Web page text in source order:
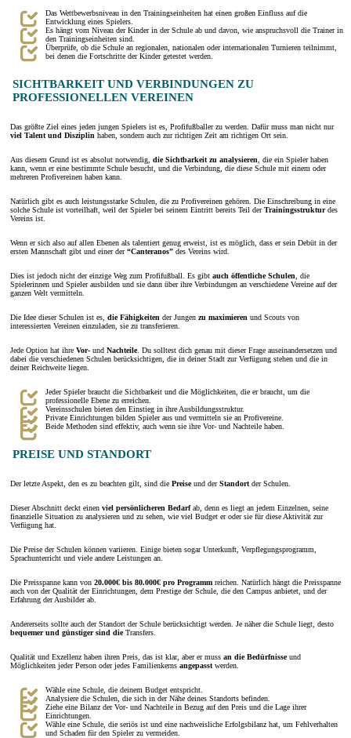
Das Wettbewerbsniveau in den Trainingseinheiten hat einen großen Einfluss auf die
Entwicklung eines Spielers.
Es hängt vom Niveau der Kinder in der Schule ab und davon, wie anspruchsvoll die Trainer in
den Trainingseinheiten sind.
Überprüfe, ob die Schule an regionalen, nationalen oder internationalen Turnieren teilnimmt,
bei denen die Fortschritte der Kinder getestet werden.
SICHTBARKEIT UND VERBINDUNGEN ZU
PROFESSIONELLEN VEREINEN
Das größte Ziel eines jeden jungen Spielers ist es, Profifußballer zu werden. Dafür muss man nicht nur
viel Talent und Disziplin haben, sondern auch zur richtigen Zeit am richtigen Ort sein.
Aus diesem Grund ist es absolut notwendig, die Sichtbarkeit zu analysieren , die ein Spieler haben
kann, wenn er eine bestimmte Schule besucht, und die Verbindung, die diese Schule mit einem oder
mehreren Profivereinen haben kann.
Natürlich gibt es auch leistungsstarke Schulen, die zu Profivereinen gehören. Die Einschreibung in eine
solche Schule ist vorteilhaft, weil der Spieler bei seinem Eintritt bereits Teil derTrainingsstrukturdes
Vereins ist.
Wenn er sich also auf allen Ebenen als talentiert genug erweist, ist es möglich, dass er sein Debüt in der
ersten Mannschaft gibt und einer der“Canteranos” des Vereins wird.
Dies ist jedoch nicht der einzige Weg zum Profifußball. Es gibt auch öffentliche Schulen , die
Spielerinnen und Spieler ausbilden und sie dann über ihre Verbindungen an verschiedene Vereine auf der
ganzen Welt vermitteln.
Die Idee dieser Schulen ist es, die Fähigkeiten der Jungen zu maximieren und Scouts von
interessierten Vereinen einzuladen, sie zu transferieren.
Jede Option hat ihre Vor- und Nachteile. Du solltest dich genau mit dieser Frage auseinandersetzen und
dabei die verschiedenen Schulen berücksichtigen, die in deiner Stadt zur Verfügung stehen und die in
deiner Reichweite liegen.
Jeder Spieler braucht die Sichtbarkeit und die Möglichkeiten, die er braucht, um die
professionelle Ebene zu erreichen.
Vereinsschulen bieten den Einstieg in ihre Ausbildungsstruktur.
Private Einrichtungen bilden Spieler aus und vermitteln sie an Profivereine.
Beide Methoden sind effektiv, auch wenn sie ihre Vor- und Nachteile haben.
PREISE UND STANDORT
Der letzte Aspekt, den es zu beachten gilt, sind die Preiseund derStandort der Schulen.
Dieser Abschnitt deckt einen viel persönlicheren Bedarfab, denn es liegt an jedem Einzelnen, seine
finanzielle Situation zu analysieren und zu sehen, wie viel Budget er oder sie für diese Aktivität zur
Verfügung hat.
Die Preise der Schulen können variieren. Einige bieten sogar Unterkunft, Verpflegungsprogramm,
Sprachunterricht und viele andere Leistungen an.
Die Preisspanne kann von 20.000€ bis 80.000€ pro Programm reichen. Natürlich hängt die Preisspanne
auch von der Qualität der Einrichtungen, dem Prestige der Schule, die den Campus anbietet, und der
Erfahrung der Ausbilder ab.
Andererseits sollte auch der Standort der Schule berücksichtigt werden. Je näher die Schule liegt, desto
bequemer und günstiger sind dieTransfers.
Qualität und Exzellenz haben ihren Preis, das ist klar, aber er muss an die Bedürfnisseund
Möglichkeiten jeder Person oder jedes Familienkerns angepasst werden.
Wähle eine Schule, die deinem Budget entspricht.
Analysiere die Schulen, die sich in der Nähe deines Standorts befinden.
Ziehe eine Bilanz der Vor- und Nachteile in Bezug auf den Preis und die Lage ihrer
Einrichtungen.
Wähle eine Schule, die seriös ist und eine nachweisliche Erfolgsbilanz hat, um Fehlverhalten
und Schaden für den Spieler zu vermeiden.